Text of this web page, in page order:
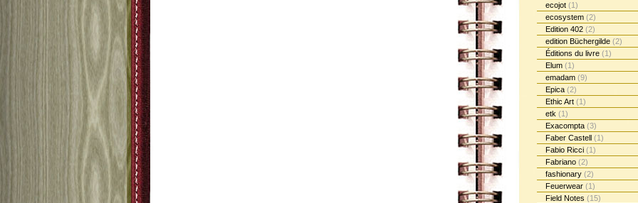
ecojot (1)
ecosystem (2)
Edition 402 (2)
edition Büchergilde (2)
Éditions du livre (1)
Elum (1)
emadam (9)
Epica (2)
Ethic Art (1)
etk (1)
Exacompta (3)
Faber Castell (1)
Fabio Ricci (1)
Fabriano (2)
fashionary (2)
Feuerwear (1)
Field Notes (15)